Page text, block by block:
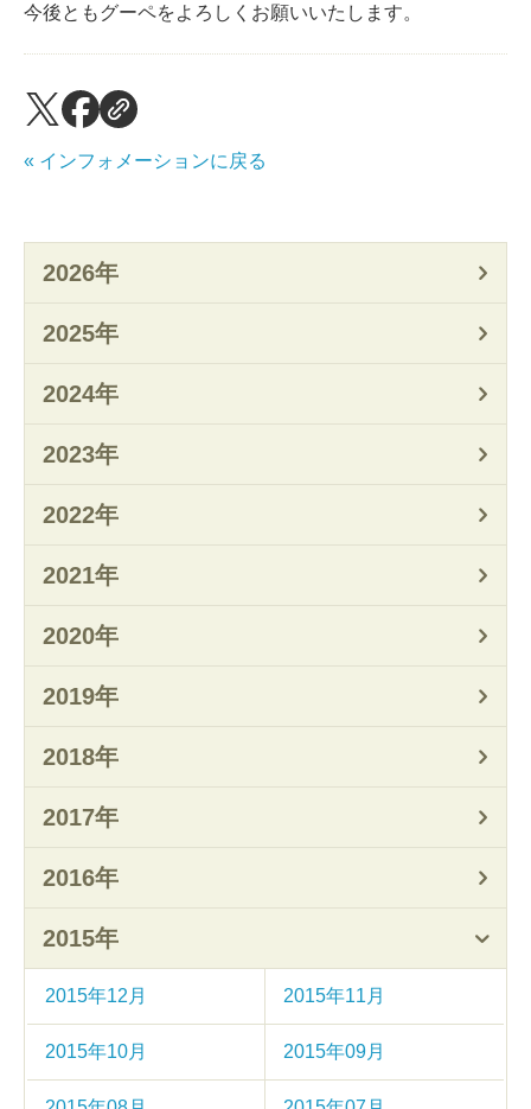
今後ともグーペをよろしくお願いいたします。
« インフォメーションに戻る
2026年
2025年
2024年
2023年
2022年
2021年
2020年
2019年
2018年
2017年
2016年
2015年
2015年12月 2015年11月
2015年10月 2015年09月